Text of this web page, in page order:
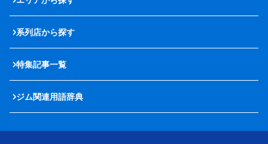
系列店から探す
特集記事一覧
ジム関連用語辞典